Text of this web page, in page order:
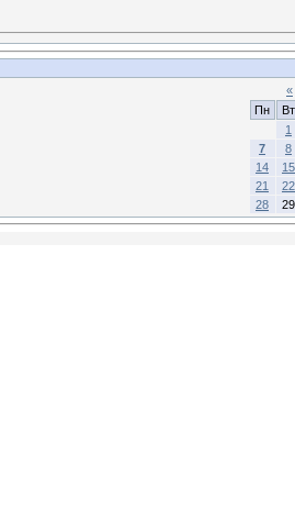
«
Пн
Вт
1
7
8
14
15
21
22
28
29